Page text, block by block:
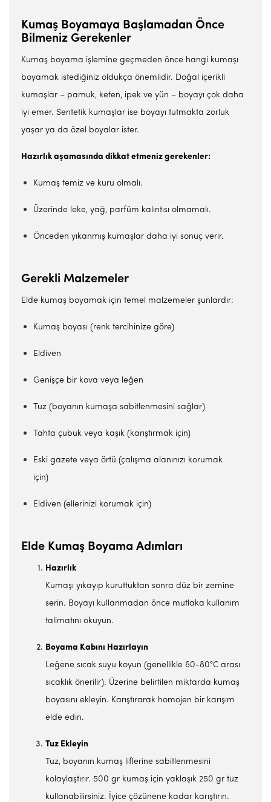
Kumaş Boyamaya Başlamadan Önce
Bilmeniz Gerekenler
Kumaş boyama işlemine geçmeden önce hangi kumaşı
boyamak istediğiniz oldukça önemlidir. Doğal içerikli
kumaşlar – pamuk, keten, ipek ve yün – boyayı çok daha
iyi emer. Sentetik kumaşlar ise boyayı tutmakta zorluk
yaşar ya da özel boyalar ister.
Hazırlık aşamasında dikkat etmeniz gerekenler:
Kumaş temiz ve kuru olmalı.
Üzerinde leke, yağ, parfüm kalıntısı olmamalı.
Önceden yıkanmış kumaşlar daha iyi sonuç verir.
Gerekli Malzemeler
Elde kumaş boyamak için temel malzemeler şunlardır:
Kumaş boyası (renk tercihinize göre)
Eldiven
Genişçe bir kova veya leğen
Tuz (boyanın kumaşa sabitlenmesini sağlar)
Tahta çubuk veya kaşık (karıştırmak için)
Eski gazete veya örtü (çalışma alanınızı korumak
için)
Eldiven (ellerinizi korumak için)
Elde Kumaş Boyama Adımları
Hazırlık
Kumaşı yıkayıp kuruttuktan sonra düz bir zemine
serin. Boyayı kullanmadan önce mutlaka kullanım
talimatını okuyun.
Boyama Kabını Hazırlayın
Leğene sıcak suyu koyun (genellikle 60-80°C arası
sıcaklık önerilir). Üzerine belirtilen miktarda kumaş
boyasını ekleyin. Karıştırarak homojen bir karışım
elde edin.
Tuz Ekleyin
Tuz, boyanın kumaş liflerine sabitlenmesini
kolaylaştırır. 500 gr kumaş için yaklaşık 250 gr tuz
kullanabilirsiniz. İyice çözünene kadar karıştırın.